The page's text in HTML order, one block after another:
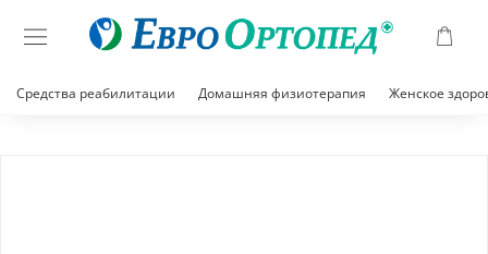
Средства реабилитации Домашняя физиотерапия Женское